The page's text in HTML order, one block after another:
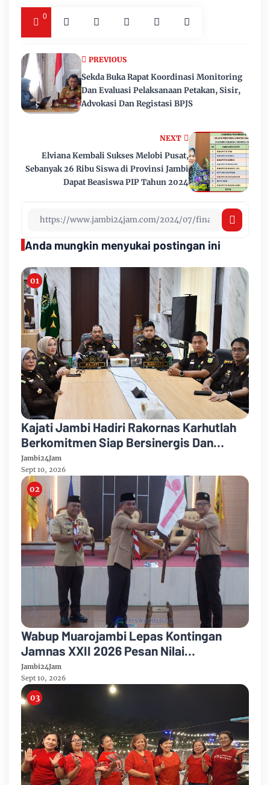
0
NEXT
Elviana Kembali Sukses Melobi Pusat,
Sebanyak 26 Ribu Siswa di Provinsi Jambi
Dapat Beasiswa PIP Tahun 2024
PREVIOUS
Sekda Buka Rapat Koordinasi Monitoring
Dan Evaluasi Pelaksanaan Petakan, Sisir,
Advokasi Dan Registasi BPJS
Anda mungkin menyukai postingan ini
Kajati Jambi Hadiri Rakornas Karhutlah
Berkomitmen Siap Bersinergis Dan
Kolaborasi Dalam Penanganan Karhutla
Jambi24Jam
Sept 10, 2026
Wabup Muarojambi Lepas Kontingan
Jamnas XXII 2026 Pesan Nilai
Kedisiplinan Dan Pancasila
Jambi24Jam
Sept 10, 2026